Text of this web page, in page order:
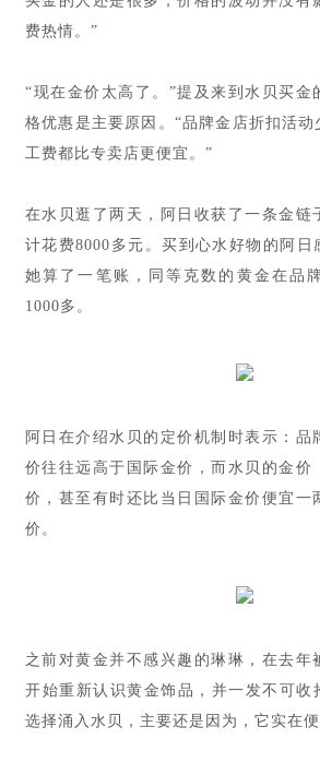
费热情。”
“现在金价太高了。”提及来到水贝买金
格优惠是主要原因。“品牌金店折扣活动
工费都比专卖店更便宜。”
在水贝逛了两天，阿日收获了一条金链
计花费8000多元。买到心水好物的阿日
她算了一笔账，同等克数的黄金在品
1000多。
阿日在介绍水贝的定价机制时表示：品
价往往远高于国际金价，而水贝的金价
价，甚至有时还比当日国际金价便宜一
价。
之前对黄金并不感兴趣的琳琳，在去年
开始重新认识黄金饰品，并一发不可收
选择涌入水贝，主要还是因为，它实在